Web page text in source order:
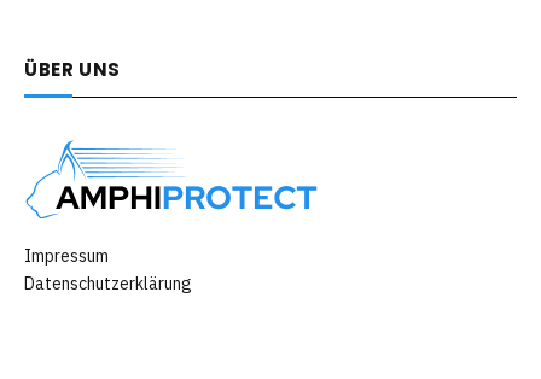
ÜBER UNS
Impressum
Datenschutzerklärung